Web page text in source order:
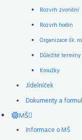
Rozvrh zvonění
Rozvrh hodin
Organizace šk.
Důležité termíny
Kroužky
Jídelníček
Dokumenty a
MŠ
Informace o MŠ